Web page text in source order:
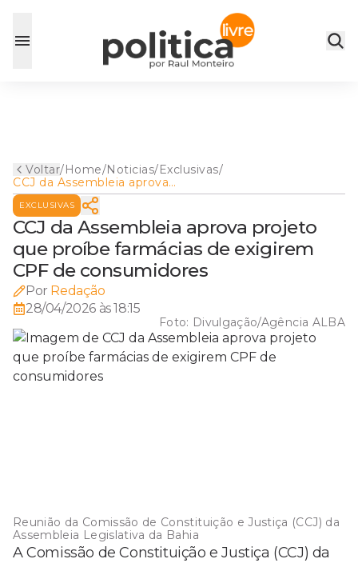
Voltar/Home/Noticias/Exclusivas/
CCJ da Assembleia aprova
projeto que proíbe farmácias
de exigirem CPF de
consumidores
EXCLUSIVAS
CCJ da Assembleia aprova projeto
que proíbe farmácias de exigirem
CPF de consumidores
Por Redação
28/04/2026 às 18:15
Foto: Divulgação/Agência ALBA
Reunião da Comissão de Constituição e Justiça (CCJ) da
Assembleia Legislativa da Bahia
A Comissão de Constituição e Justiça (CCJ) da